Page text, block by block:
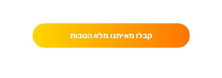
קבלו מאיתנו מלא הטבות